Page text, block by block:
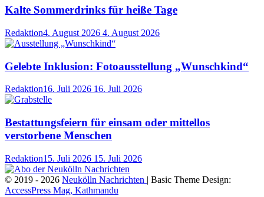
Kalte Sommerdrinks für heiße Tage
Redaktion4. August 2026 4. August 2026
Gelebte Inklusion: Fotoausstellung „Wunschkind“
Redaktion16. Juli 2026 16. Juli 2026
Bestattungsfeiern für einsam oder mittellos
verstorbene Menschen
Redaktion15. Juli 2026 15. Juli 2026
© 2019 - 2026 Neukölln Nachrichten | Basic Theme Design:
AccessPress Mag, Kathmandu